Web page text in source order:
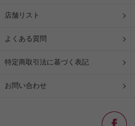
店舗リスト
よくある質問
特定商取引法に基づく表記
お問い合わせ